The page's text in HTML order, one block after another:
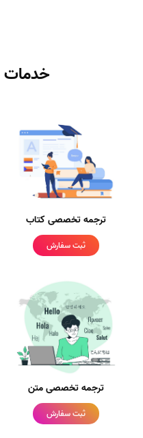
خدمات
ترجمه تخصصی کتاب
ثبت سفارش
ترجمه تخصصی متن
ثبت سفارش